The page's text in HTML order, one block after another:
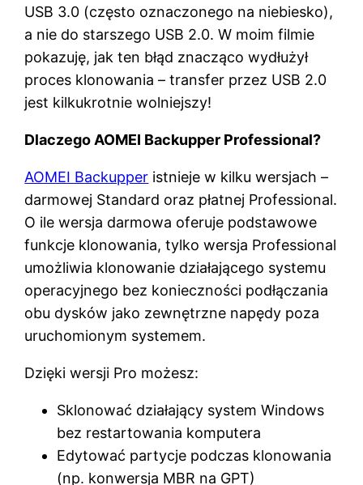
USB 3.0 (często oznaczonego na niebiesko),
a nie do starszego USB 2.0. W moim filmie
pokazuję, jak ten błąd znacząco wydłużył
proces klonowania – transfer przez USB 2.0
jest kilkukrotnie wolniejszy!
Dlaczego AOMEI Backupper Professional?
AOMEI Backupper istnieje w kilku wersjach –
darmowej Standard oraz płatnej Professional.
O ile wersja darmowa oferuje podstawowe
funkcje klonowania, tylko wersja Professional
umożliwia klonowanie działającego systemu
operacyjnego bez konieczności podłączania
obu dysków jako zewnętrzne napędy poza
uruchomionym systemem.
Dzięki wersji Pro możesz:
Sklonować działający system Windows
bez restartowania komputera
Edytować partycje podczas klonowania
(np. konwersja MBR na GPT)